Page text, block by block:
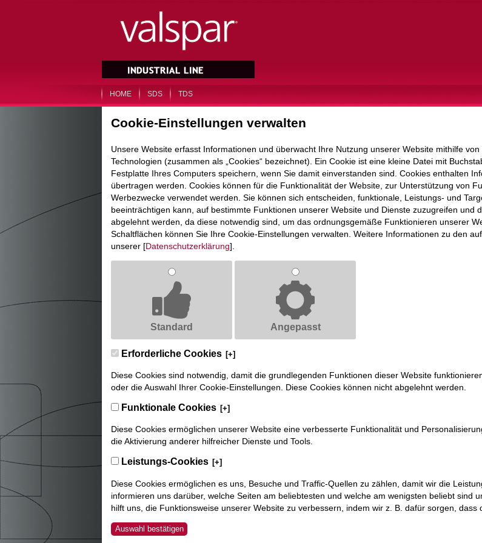
HOME SDS TDS
Cookie-Einstellungen verwalten
Unsere Website erfasst Informationen und überwacht Ihre Nutzung unserer Website mithilfe
Technologien (zusammen als „Cookies“ bezeichnet). Ein Cookie ist eine kleine Datei mit
Festplatte Ihres Computers speichern, wenn Sie damit einverstanden sind. Cookies enthalten
übertragen werden. Cookies können für die Funktionalität der Website, zur Unterstützung von
Werbezwecke verwendet werden. Sie können sich entscheiden, funktionale, Leistungs- und
beeinträchtigen kann, auf bestimmte Funktionen unserer Website und Dienste zuzugreifen und
abgelehnt werden, da diese notwendig sind, um das ordnungsgemäße Funktionieren unserer
Schaltflächen können Sie Ihre Cookie-Einstellungen verwalten. Weitere Informationen zu den
unserer [Datenschutzerklärung].
Standard Angepasst
Erforderliche Cookies [+]
Diese Cookies sind notwendig, damit die grundlegenden Funktionen dieser Website
oder die Auswahl Ihrer Cookie-Einstellungen. Diese Cookies können nicht abgelehnt werden.
Funktionale Cookies [+]
Diese Cookies ermöglichen unserer Website eine verbesserte Funktionalität und
die Aktivierung anderer hilfreicher Dienste und Tools.
Leistungs-Cookies [+]
Diese Cookies ermöglichen es uns, Besuche und Traffic-Quellen zu zählen, damit wir die
informieren uns darüber, welche Seiten am beliebtesten und welche am wenigsten beliebt sind
hilft uns, die Funktionsweise unserer Website zu verbessern, indem wir z. B. dafür sorgen, dass
Auswahl bestätigen